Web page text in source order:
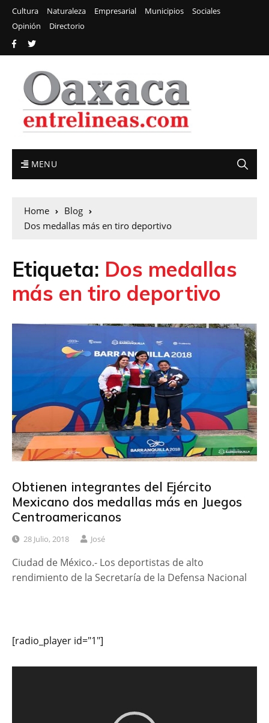
Cultura Naturaleza Empresarial Municipios
Sociales
Opinión
Directorio
MENU
Home
Blog
Dos medallas más en tiro deportivo
Etiqueta: Dos medallas
más en tiro deportivo
Obtienen integrantes del Ejército
Mexicano dos medallas más en Juegos
Centroamericanos
28 Julio, 2018 José
Ciudad de México.- Los deportistas de alto
rendimiento de la Secretaría de la Defensa Nacional
[radio_player id="1"]